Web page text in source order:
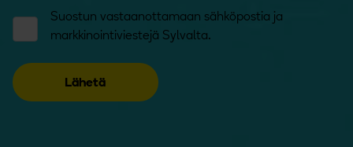
Suostun vastaanottamaan sähköpostia ja
markkinointiviestejä Sylvalta.